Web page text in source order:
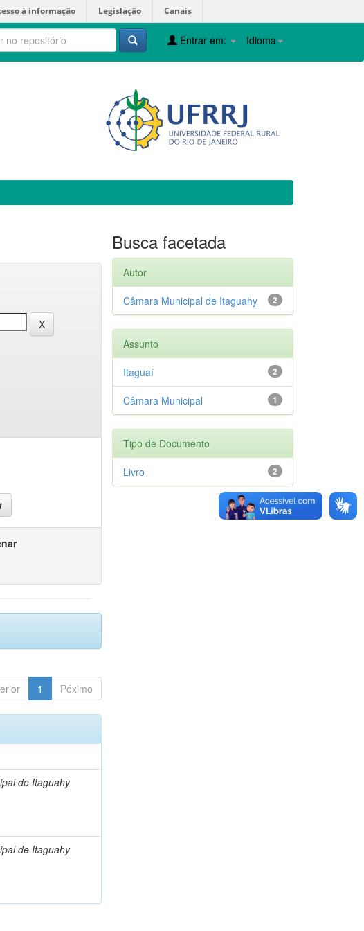
à informação Legislação Canais
Idioma
Entrar em:
1 Póximo
de Itaguahy
de Itaguahy
Busca facetada
Autor
2
Câmara Municipal de Itaguahy
Assunto
2
Itaguaí
1
Câmara Municipal
Tipo de Documento
2
Livro